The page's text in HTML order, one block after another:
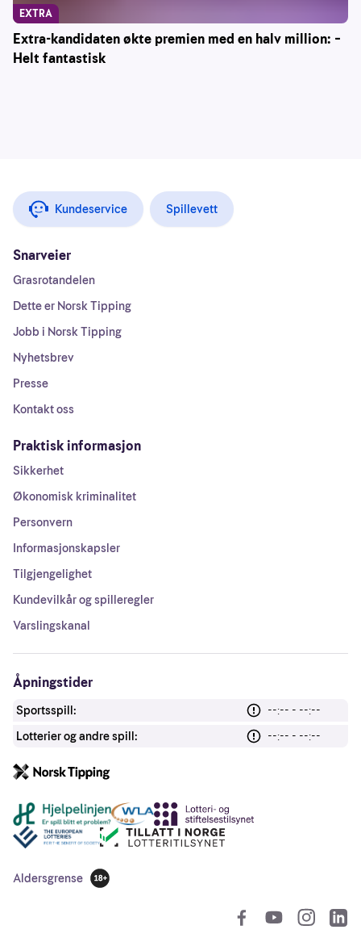
Extra-kandidaten økte premien med en halv million: –
Helt fantastisk
EXTRA
Kundeservice Spillevett
Snarveier
Grasrotandelen
Dette er Norsk Tipping
Jobb i Norsk Tipping
Nyhetsbrev
Presse
Kontakt oss
Praktisk informasjon
Sikkerhet
Økonomisk kriminalitet
Personvern
Informasjonskapsler
Tilgjengelighet
Kundevilkår og spilleregler
Varslingskanal
Åpningstider
Sportsspill:
--:-- - --:--
Lotterier og andre spill:
--:-- - --:--
Andre lenker
Aldersgrense
18 år